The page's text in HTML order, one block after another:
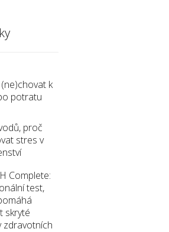
(ne)chovat k
potratu
proč
stres v
Complete:
test,
skryté
zdravotních